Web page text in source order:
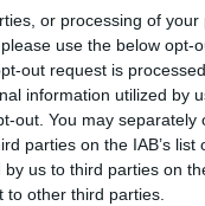
or processing of your
use the below opt-
out request is
information utilized by
out. You may separately
parties on the IAB’s list
us to third parties on
other third parties.